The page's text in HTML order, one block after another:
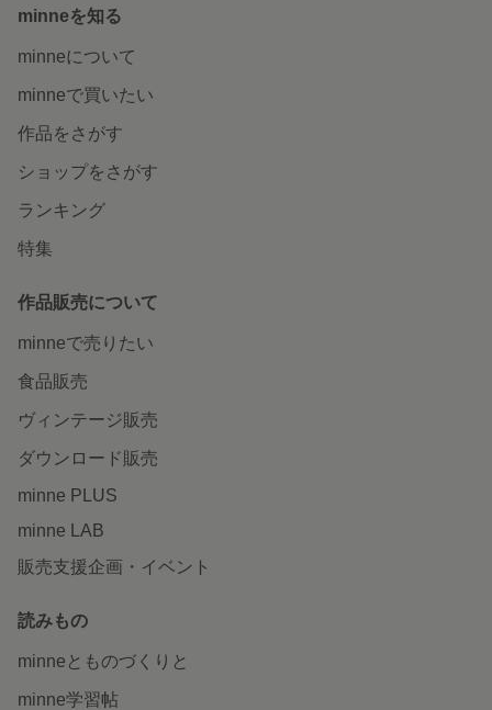
minneを知る
minneについて
minneで買いたい
作品をさがす
ショップをさがす
ランキング
特集
作品販売について
minneで売りたい
食品販売
ヴィンテージ販売
ダウンロード販売
minne PLUS
minne LAB
販売支援企画・イベント
読みもの
minneとものづくりと
minne学習帖